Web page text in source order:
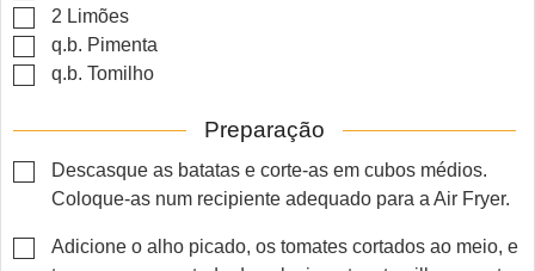
▢
2 Limões
▢
q.b. Pimenta
▢
q.b. Tomilho
Preparação
▢
Descasque as batatas e corte-as em cubos médios.
Coloque-as num recipiente adequado para a Air Fryer.
▢
Adicione o alho picado, os tomates cortados ao meio, e